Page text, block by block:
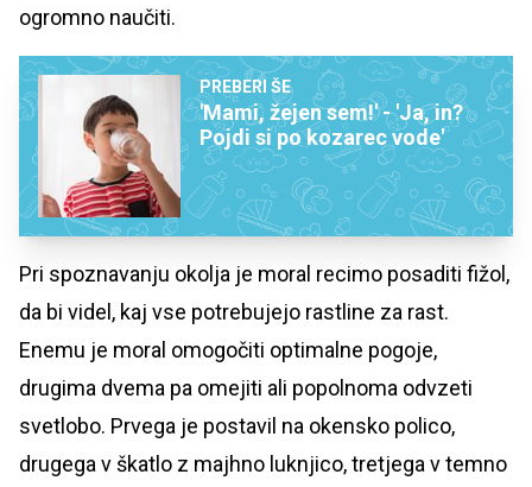
ogromno naučiti.
PREBERI ŠE
'Mami, žejen sem!' - 'Ja, in?
Pojdi si po kozarec vode'
Pri spoznavanju okolja je moral recimo posaditi fižol,
da bi videl, kaj vse potrebujejo rastline za rast.
Enemu je moral omogočiti optimalne pogoje,
drugima dvema pa omejiti ali popolnoma odvzeti
svetlobo. Prvega je postavil na okensko polico,
drugega v škatlo z majhno luknjico, tretjega v temno